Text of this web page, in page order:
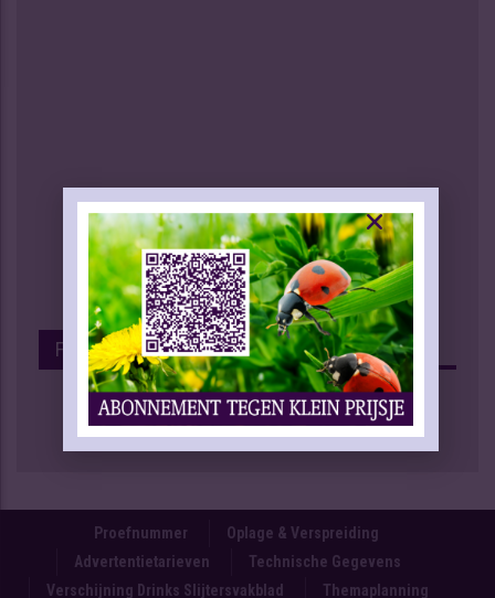
Facebook
Proefnummer
Oplage & Verspreiding
Advertentietarieven
Technische Gegevens
Verschijning Drinks Slijtersvakblad
Themaplanning